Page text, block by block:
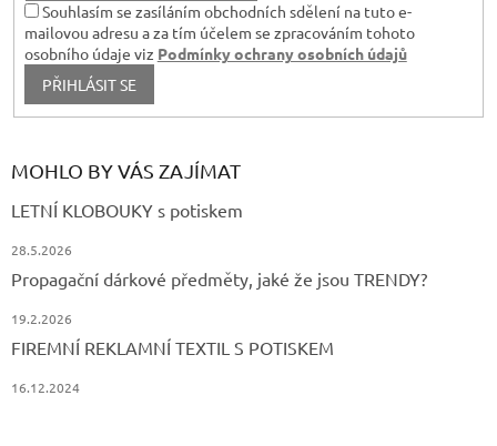
Souhlasím se zasíláním obchodních sdělení na tuto e-
mailovou adresu a za tím účelem se zpracováním tohoto
osobního údaje viz Podmínky ochrany osobních údajů
PŘIHLÁSIT SE
MOHLO BY VÁS ZAJÍMAT
LETNÍ KLOBOUKY s potiskem
28.5.2026
Propagační dárkové předměty, jaké že jsou TRENDY?
19.2.2026
FIREMNÍ REKLAMNÍ TEXTIL S POTISKEM
16.12.2024